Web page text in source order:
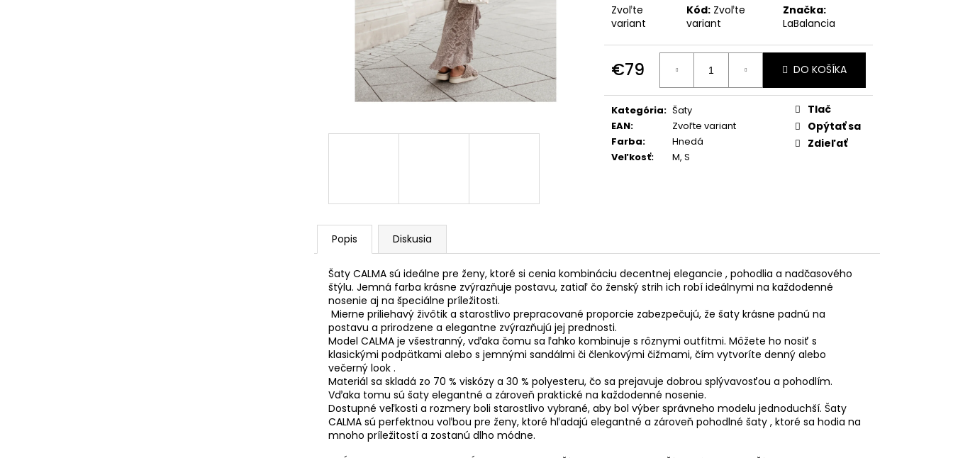
Zvoľte
variant
Kód: Zvoľte
variant
Značka:
LaBalancia
€79
Jednotková
cena:
DO KOŠÍKA
Kategória: Šaty
EAN:
Zvoľte variant
Farba:
Hnedá
Veľkosť: M, S
Tlač
Opýtať sa
Zdieľať
Popis Diskusia
Šaty CALMA sú ideálne pre ženy, ktoré si cenia kombináciu decentnej elegancie , pohodlia a nadčasového
štýlu. Jemná farba krásne zvýrazňuje postavu, zatiaľ čo ženský strih ich robí ideálnymi na každodenné
nosenie aj na špeciálne príležitosti.
Mierne priliehavý živôtik a starostlivo prepracované proporcie zabezpečujú, že šaty krásne padnú na
postavu a prirodzene a elegantne zvýrazňujú jej prednosti.
Model CALMA je všestranný, vďaka čomu sa ľahko kombinuje s rôznymi outfitmi. Môžete ho nosiť s
klasickými podpätkami alebo s jemnými sandálmi či členkovými čižmami, čím vytvoríte denný alebo
večerný look .
Materiál sa skladá zo 70 % viskózy a 30 % polyesteru, čo sa prejavuje dobrou splývavosťou a pohodlím.
Vďaka tomu sú šaty elegantné a zároveň praktické na každodenné nosenie.
Dostupné veľkosti a rozmery boli starostlivo vybrané, aby bol výber správneho modelu jednoduchší. Šaty
CALMA sú perfektnou voľbou pre ženy, ktoré hľadajú elegantné a zároveň pohodlné šaty , ktoré sa hodia na
mnoho príležitostí a zostanú dlho módne.
€39